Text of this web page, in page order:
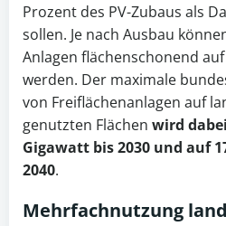
Prozent des PV-Zubaus als
sollen. Je nach Ausbau
Anlagen flächenschonend
werden. Der maximale
von Freiflächenanlagen auf
genutzten Flächen wird
Gigawatt bis 2030 und auf
2040.
Mehrfachnutzung